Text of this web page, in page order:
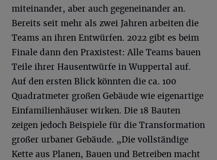
miteinander, aber auch gegeneinander an.
Bereits seit mehr als zwei Jahren arbeiten die
Teams an ihren Entwürfen. 2022 gibt es beim
Finale dann den Praxistest: Alle Teams bauen
Teile ihrer Hausentwürfe in Wuppertal auf.
Auf den ersten Blick könnten die ca. 100
Quadratmeter großen Gebäude wie eigenartige
Einfamilienhäuser wirken. Die 18 Bauten
zeigen jedoch Beispiele für die Transformation
großer urbaner Gebäude. „Die vollständige
Kette aus Planen, Bauen und Betreiben macht